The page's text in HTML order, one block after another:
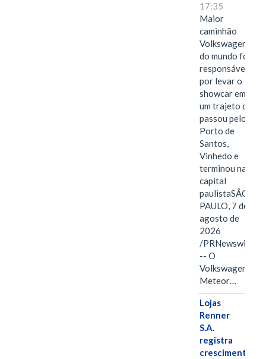
17:35
Maior
caminhão
Volkswagen
do mundo foi
responsável
por levar o
showcar em
um trajeto que
passou pelo
Porto de
Santos,
Vinhedo e
terminou na
capital
paulistaSÃO
PAULO, 7 de
agosto de
2026
/PRNewswire/
-- O
Volkswagen
Meteor…
Lojas
Renner
S.A.
registra
crescimento